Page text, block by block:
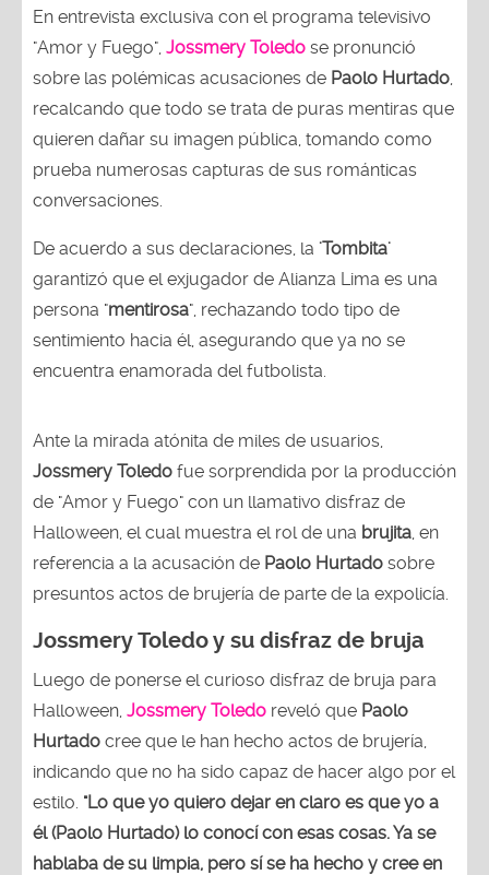
En entrevista exclusiva con el programa televisivo
"Amor y Fuego", Jossmery Toledo se pronunció
sobre las polémicas acusaciones de Paolo Hurtado
recalcando que todo se trata de puras mentiras que
quieren dañar su imagen pública, tomando como
prueba numerosas capturas de sus románticas
conversaciones.
De acuerdo a sus declaraciones, la 'Tombita'
garantizó que el exjugador de Alianza Lima es una
persona "mentirosa", rechazando todo tipo de
sentimiento hacia él, asegurando que ya no se
encuentra enamorada del futbolista.
Ante la mirada atónita de miles de usuarios,
Jossmery Toledo fue sorprendida por la producción
de "Amor y Fuego" con un llamativo disfraz de
Halloween, el cual muestra el rol de una brujita , en
referencia a la acusación de Paolo Hurtado sobre
presuntos actos de brujería de parte de la expolicía.
Jossmery Toledo y su disfraz de bruja
Luego de ponerse el curioso disfraz de bruja para
Halloween, Jossmery Toledo reveló que Paolo
Hurtado cree que le han hecho actos de brujería,
indicando que no ha sido capaz de hacer algo por el
estilo. "Lo que yo quiero dejar en claro es que yo a
él (Paolo Hurtado) lo conocí con esas cosas. Ya se
hablaba de su limpia, pero sí se ha hecho y cree en